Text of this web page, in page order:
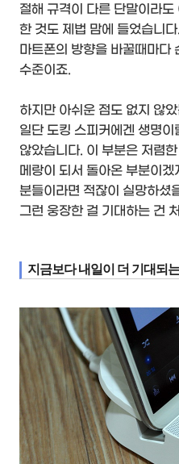
절해 규격이 다른 단말이라도
한 것도 제법 맘에 들었습니
마트폰의 방향을 바꿀때마다
수준이죠.
하지만 아쉬운 점도 없지 않
일단 도킹 스피커에겐 생명이
않았습니다. 이 부분은 저렴
메랑이 되서 돌아온 부분이
분들이라면 적잖이 실망하셨
그런 웅장한 걸 기대하는 건
지금보다 내일이 더 기대되